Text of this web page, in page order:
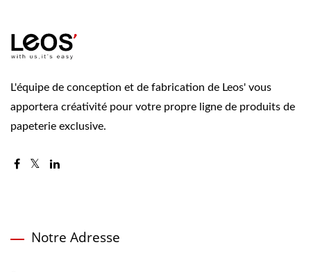
L'équipe de conception et de fabrication de Leos' vous
apportera créativité pour votre propre ligne de produits de
papeterie exclusive.
Notre Adresse